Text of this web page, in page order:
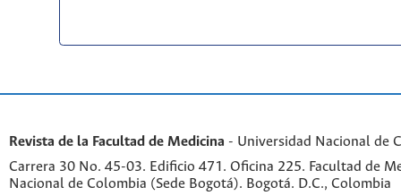
Revista de la Facultad de Medicina - Universidad Nacional de
Carrera 30 No. 45-03. Edificio 471. Oficina 225. Facultad de
Nacional de Colombia (Sede Bogotá). Bogotá. D.C., Colombia